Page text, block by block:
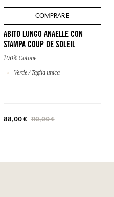
COMPRARE
ABITO LUNGO ANAËLLE CON
STAMPA COUP DE SOLEIL
100% Cotone
Verde / Taglia unica
88,00 € 110,00 €